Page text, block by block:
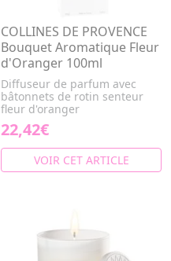
COLLINES DE PROVENCE
Bouquet Aromatique Fleur
d'Oranger 100ml
Diffuseur de parfum avec
bâtonnets de rotin senteur
fleur d'oranger
22,42€
VOIR CET ARTICLE